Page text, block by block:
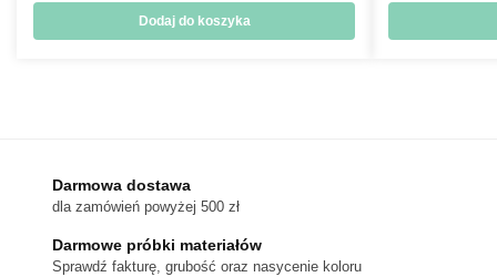
Dodaj do koszyka
Darmowa dostawa
dla zamówień powyżej 500 zł
Darmowe próbki materiałów
Sprawdź fakturę, grubość oraz nasycenie koloru